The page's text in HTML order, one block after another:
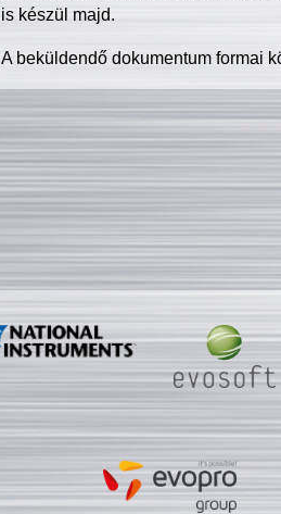
is készül majd.
A beküldendő dokumentum formai